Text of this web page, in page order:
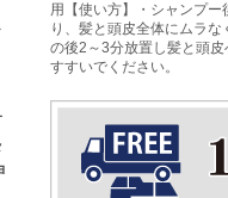
用【使い方】・シャンプー
り、髪と頭皮全体にムラ
の後2～3分放置し髪と頭
すすいでください。